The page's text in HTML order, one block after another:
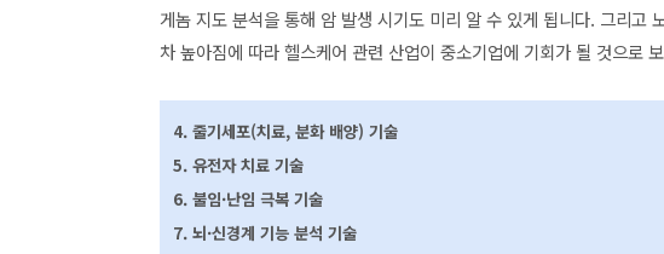
게놈 지도 분석을 통해 암 발생 시기도 미리 알 수 있게 됩니다. 그리고
차 높아짐에 따라 헬스케어 관련 산업이 중소기업에 기회가 될 것으로
4. 줄기세포(치료, 분화 배양) 기술
5. 유전자 치료 기술
6. 불임·난임 극복 기술
7. 뇌·신경계 기능 분석 기술